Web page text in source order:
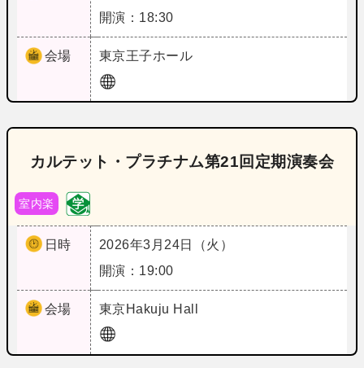
開演：18:30
会場 東京王子ホール
カルテット・プラチナム第21回定期演奏会
室内楽
日時
2026年3月24日（火）
開演：19:00
会場 東京Hakuju Hall